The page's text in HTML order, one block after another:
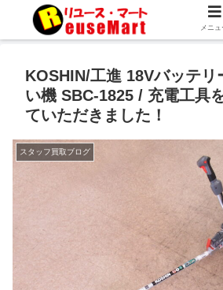
KOSHIN/工進 18Vバッテリ
い機 SBC-1825 / 充電工具
ていただきました！
スタッフ買取ブログ
メニュ